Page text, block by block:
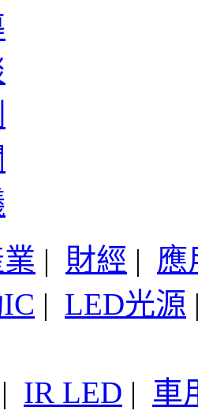
| 財經 | 應
| LED光源
| IR LED | 車